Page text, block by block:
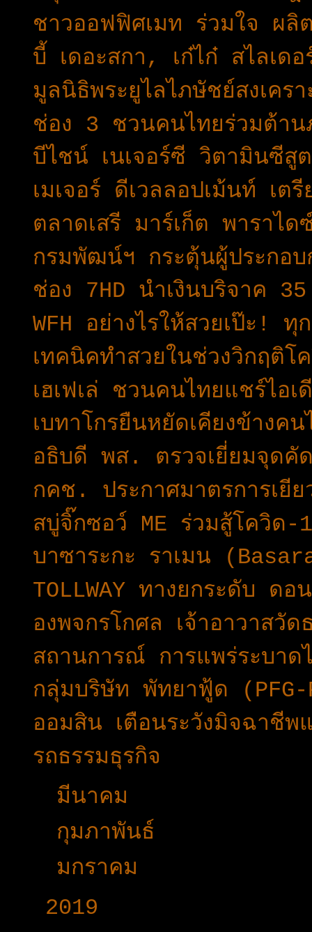
ชาวออฟฟิศเมท ร่วมใจ
บี้ เดอะสกา, เก๋ไก๋ สไลเ
มูลนิธิพระยูไลไภษัชย์สงเค
ช่อง 3 ชวนคนไทยร่วมต้า
บีไชน์ เนเจอร์ซี วิตามินซี
เมเจอร์ ดีเวลลอปเม้นท์ เ
ตลาดเสรี มาร์เก็ต พาราไ
กรมพัฒน์ฯ กระตุ้นผู้ประกอ
ช่อง 7HD นำเงินบริจาค
WFH อย่างไรให้สวยเป๊ะ!
เทคนิคทำสวยในช่วงวิกฤติ
เฮเฟเล่ ชวนคนไทยแชร์ไอ
เบทาโกรยืนหยัดเคียงข้างค
อธิบดี พส. ตรวจเยี่ยมจุดคั
กคช. ประกาศมาตรการเยี
สบู่จิ๊กซอว์ ME ร่วมสู้โควิด-
บาซาระกะ ราเมน
TOLLWAY ทางยกระดับ ดอ
องพจกรโกศล เจ้าอาวาส
สถานการณ์ การแพร่ระบ
กลุ่มบริษัท พัทยาฟู้ด
ออมสิน เตือนระวังมิจฉาชีพ
รถธรรมธุรกิจ
มีนาคม
กุมภาพันธ์
มกราคม
2019